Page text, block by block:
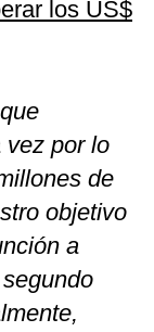
los US$
vez por lo
de
objetivo
a